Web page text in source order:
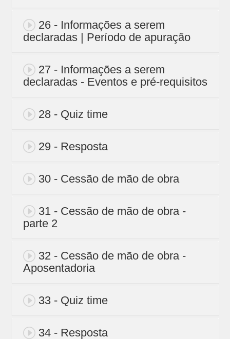
26 - Informações a serem
declaradas | Período de apuração
27 - Informações a serem
declaradas - Eventos e pré-requisitos
28 - Quiz time
29 - Resposta
30 - Cessão de mão de obra
31 - Cessão de mão de obra -
parte 2
32 - Cessão de mão de obra -
Aposentadoria
33 - Quiz time
34 - Resposta